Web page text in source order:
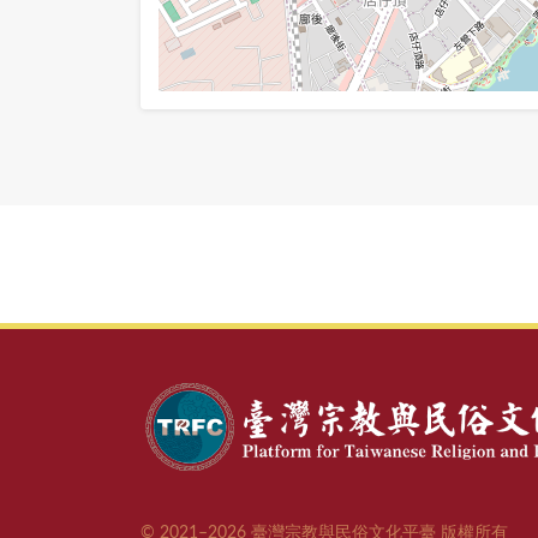
© 2021–2026 臺灣宗教與民俗文化平臺 版權所有